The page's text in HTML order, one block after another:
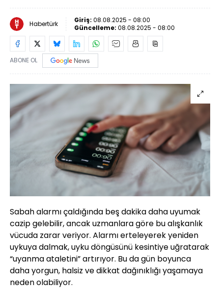
Habertürk Giriş: 08.08.2025 - 08:00
Güncelleme: 08.08.2025 - 08:00
ABONE OL
Sabah alarmı çaldığında beş dakika daha uyumak
cazip gelebilir, ancak uzmanlara göre bu alışkanlık
vücuda zarar veriyor. Alarmı erteleyerek yeniden
uykuya dalmak, uyku döngüsünü kesintiye uğratarak
“uyanma ataletini” artırıyor. Bu da gün boyunca
daha yorgun, halsiz ve dikkat dağınıklığı yaşamaya
neden olabiliyor.